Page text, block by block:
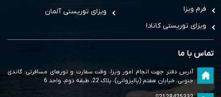
فرم ویزا
ویزای توریستی کانادا
ویزای توریستی آلمان
تماس با ما
آدرس دفتر جهت انجام امور ویزا، وقت سفارت و تورهای مسافرتی: گاندی
جنوبی، خیابان هفتم (پالیزوانی)، پلاک 22، طبقه دوم، واحد 6